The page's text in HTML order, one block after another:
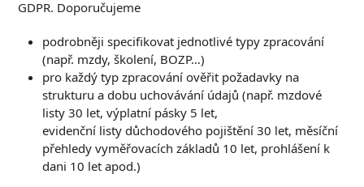
GDPR. Doporučujeme
podrobněji specifikovat jednotlivé typy zpracování
(např. mzdy, školení, BOZP…)
pro každý typ zpracování ověřit požadavky na
strukturu a dobu uchovávání údajů (např. mzdové
listy 30 let, výplatní pásky 5 let,
evidenční listy důchodového pojištění 30 let, měsíční
přehledy vyměřovacích základů 10 let, prohlášení k
dani 10 let apod.)